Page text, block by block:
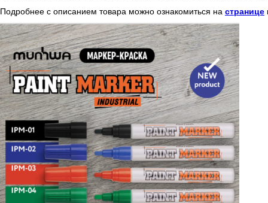
Подробнее с описанием товара можно ознакомиться на странице